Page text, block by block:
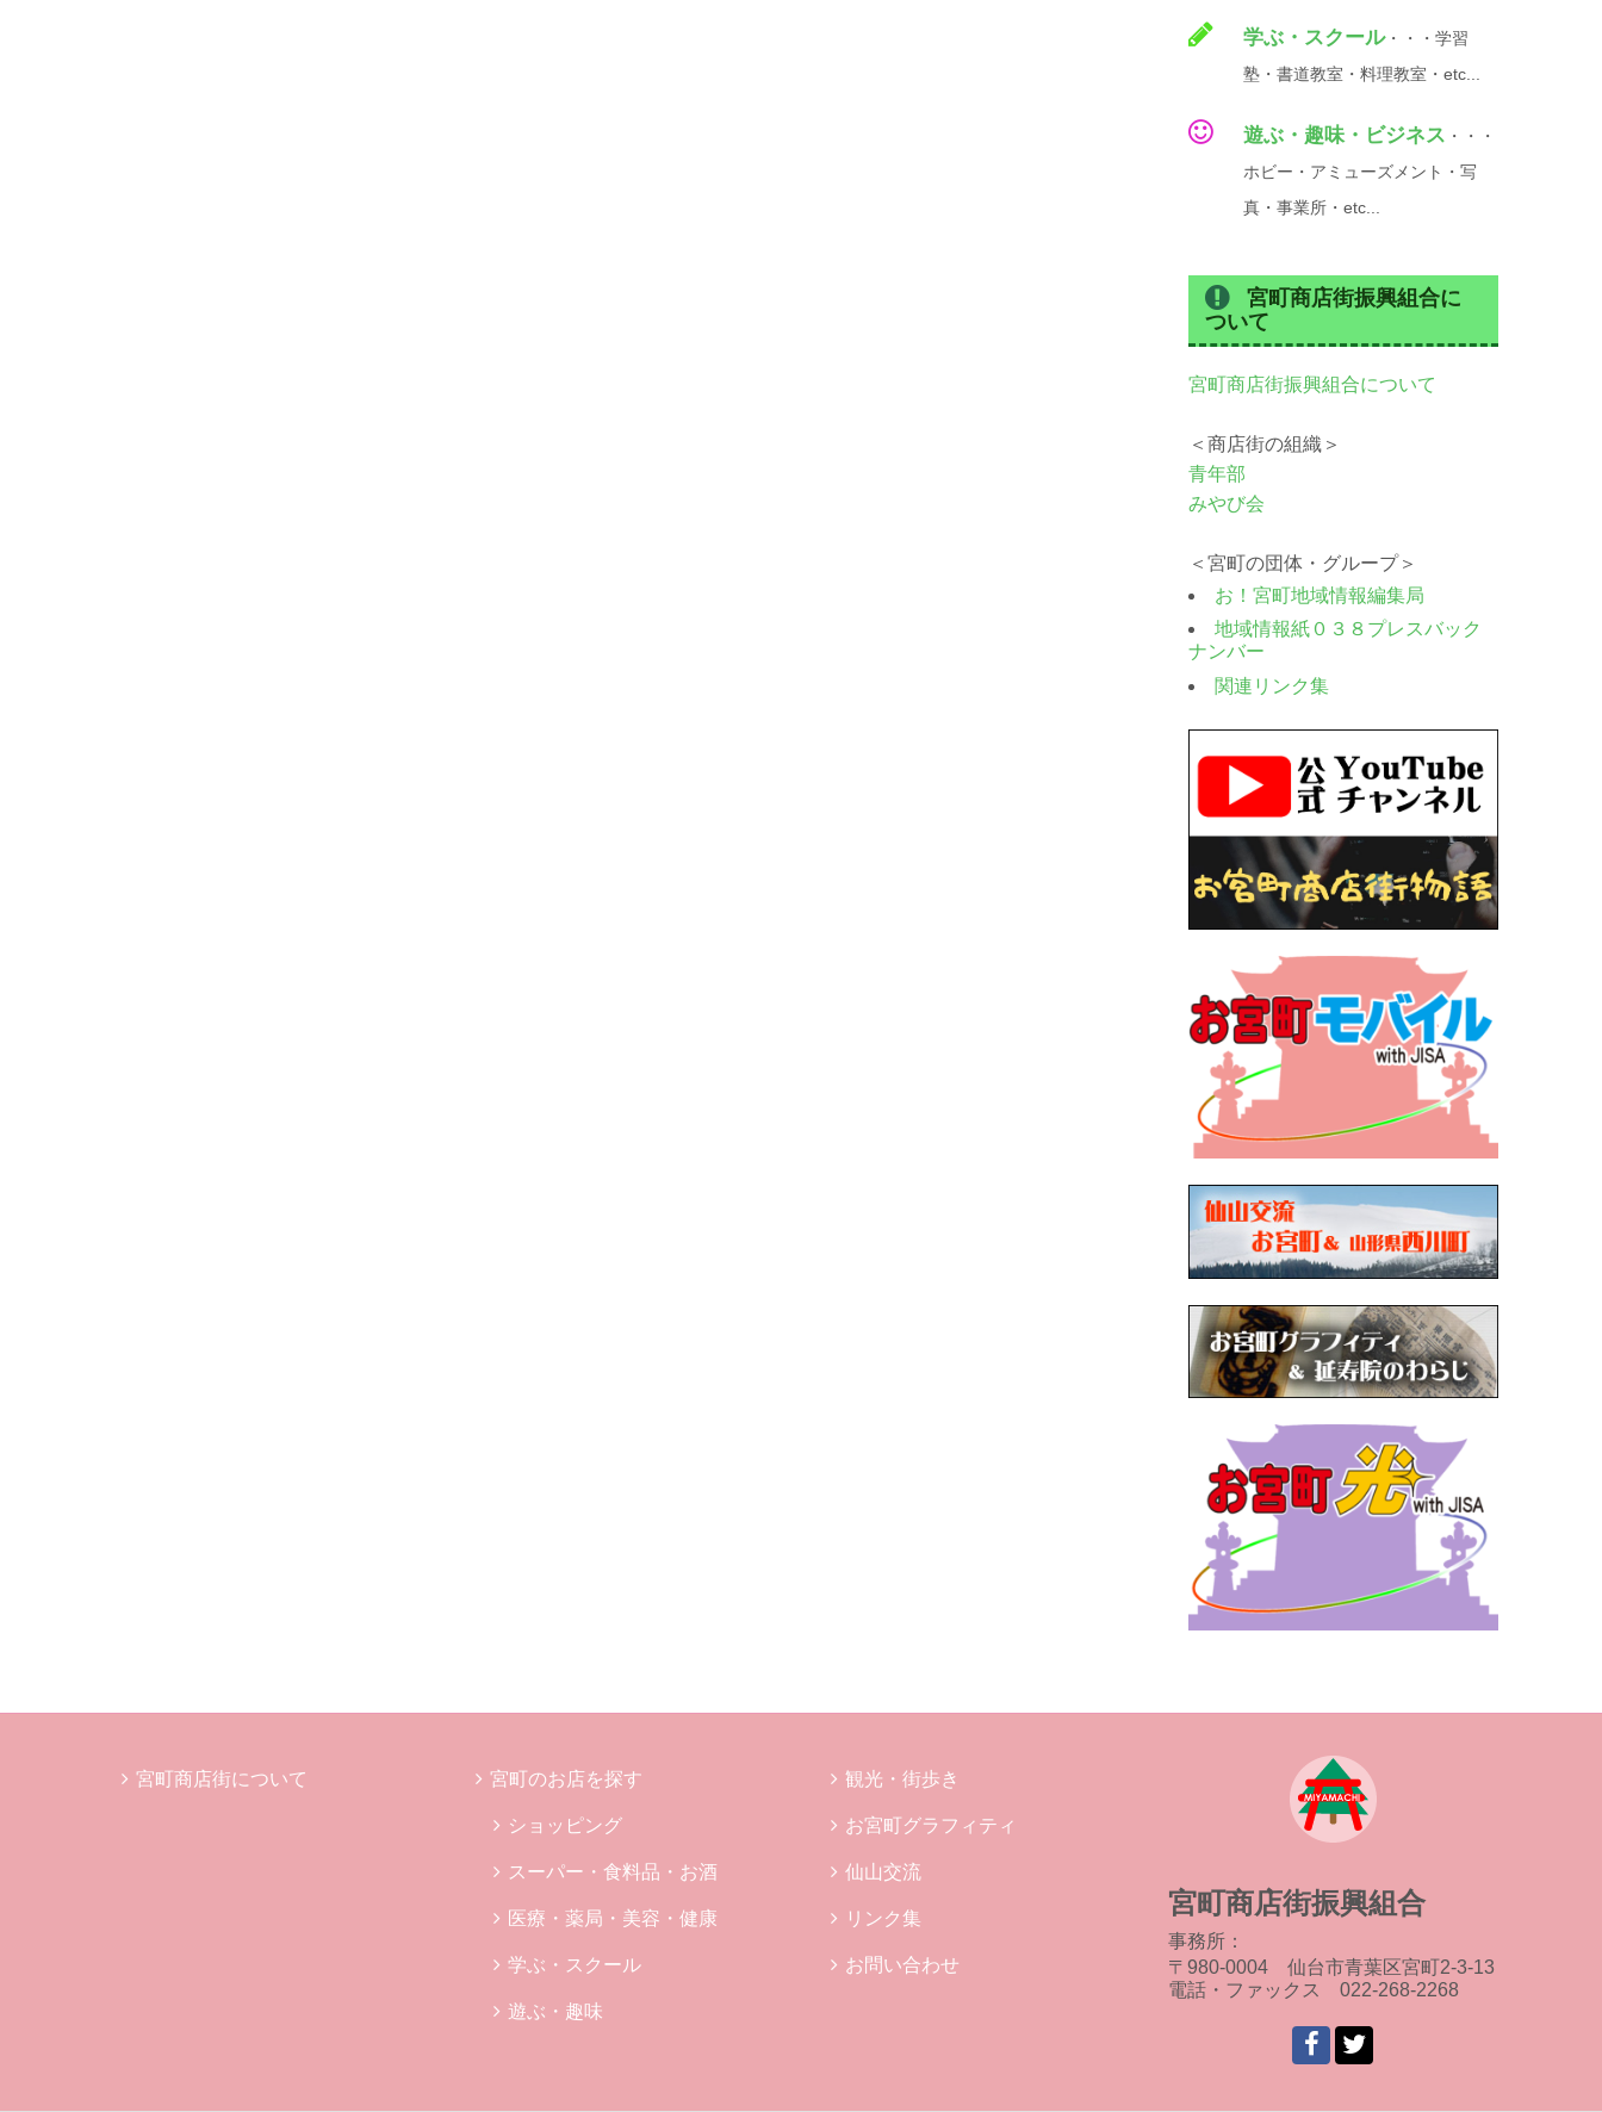
学ぶ・スクール・・・学習
塾・書道教室・料理教室・etc...
遊ぶ・趣味・ビジネス ・・・
ホビー・アミューズメント・写
真・事業所・etc...
宮町商店街振興組合に
ついて
宮町商店街振興組合について
＜商店街の組織＞
青年部
みやび会
＜宮町の団体・グループ＞
お！宮町地域情報編集局
地域情報紙０３８プレスバック
ナンバー
関連リンク集
宮町商店街について 宮町のお店を探す
ショッピング
スーパー・食料品・お酒
医療・薬局・美容・健康
学ぶ・スクール
遊ぶ・趣味
観光・街歩き
お宮町グラフィティ
仙山交流
リンク集
お問い合わせ
宮町商店街振興組合
事務所：
〒980-0004 仙台市青葉区宮町2-3-13
電話・ファックス 022-268-2268